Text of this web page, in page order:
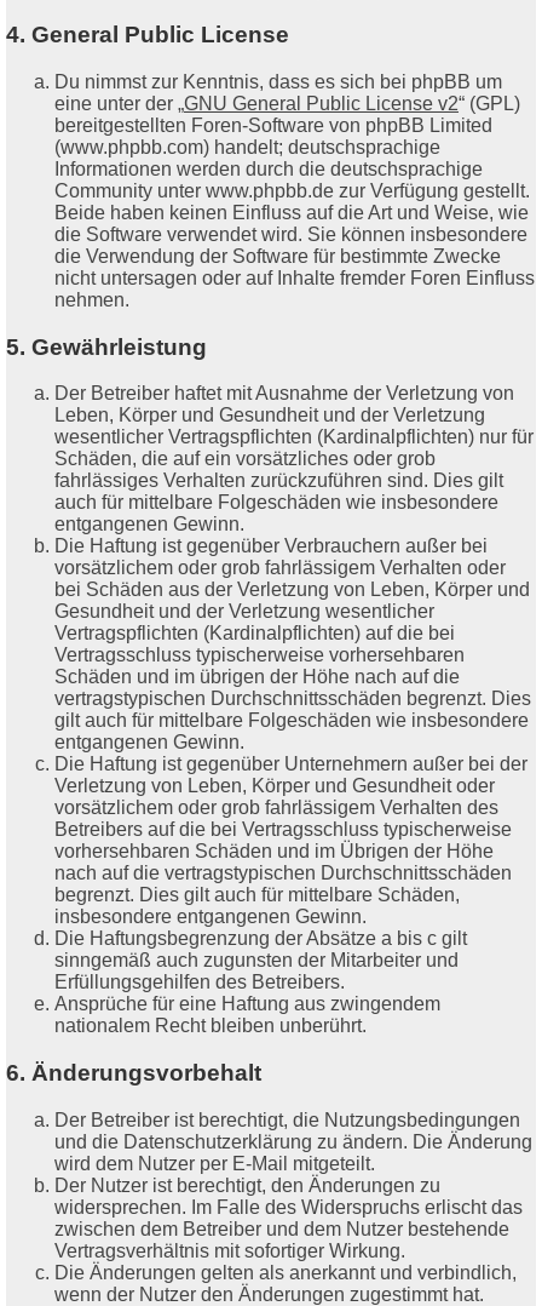
4. General Public License
Du nimmst zur Kenntnis, dass es sich bei phpBB um
eine unter der „GNU General Public License v2“ (GPL)
bereitgestellten Foren-Software von phpBB Limited
(www.phpbb.com) handelt; deutschsprachige
Informationen werden durch die deutschsprachige
Community unter www.phpbb.de zur Verfügung gestellt.
Beide haben keinen Einfluss auf die Art und Weise, wie
die Software verwendet wird. Sie können insbesondere
die Verwendung der Software für bestimmte Zwecke
nicht untersagen oder auf Inhalte fremder Foren Einfluss
nehmen.
5. Gewährleistung
Der Betreiber haftet mit Ausnahme der Verletzung von
Leben, Körper und Gesundheit und der Verletzung
wesentlicher Vertragspflichten (Kardinalpflichten) nur für
Schäden, die auf ein vorsätzliches oder grob
fahrlässiges Verhalten zurückzuführen sind. Dies gilt
auch für mittelbare Folgeschäden wie insbesondere
entgangenen Gewinn.
Die Haftung ist gegenüber Verbrauchern außer bei
vorsätzlichem oder grob fahrlässigem Verhalten oder
bei Schäden aus der Verletzung von Leben, Körper und
Gesundheit und der Verletzung wesentlicher
Vertragspflichten (Kardinalpflichten) auf die bei
Vertragsschluss typischerweise vorhersehbaren
Schäden und im übrigen der Höhe nach auf die
vertragstypischen Durchschnittsschäden begrenzt. Dies
gilt auch für mittelbare Folgeschäden wie insbesondere
entgangenen Gewinn.
Die Haftung ist gegenüber Unternehmern außer bei der
Verletzung von Leben, Körper und Gesundheit oder
vorsätzlichem oder grob fahrlässigem Verhalten des
Betreibers auf die bei Vertragsschluss typischerweise
vorhersehbaren Schäden und im Übrigen der Höhe
nach auf die vertragstypischen Durchschnittsschäden
begrenzt. Dies gilt auch für mittelbare Schäden,
insbesondere entgangenen Gewinn.
Die Haftungsbegrenzung der Absätze a bis c gilt
sinngemäß auch zugunsten der Mitarbeiter und
Erfüllungsgehilfen des Betreibers.
Ansprüche für eine Haftung aus zwingendem
nationalem Recht bleiben unberührt.
6. Änderungsvorbehalt
Der Betreiber ist berechtigt, die Nutzungsbedingungen
und die Datenschutzerklärung zu ändern. Die Änderung
wird dem Nutzer per E-Mail mitgeteilt.
Der Nutzer ist berechtigt, den Änderungen zu
widersprechen. Im Falle des Widerspruchs erlischt das
zwischen dem Betreiber und dem Nutzer bestehende
Vertragsverhältnis mit sofortiger Wirkung.
Die Änderungen gelten als anerkannt und verbindlich,
wenn der Nutzer den Änderungen zugestimmt hat.